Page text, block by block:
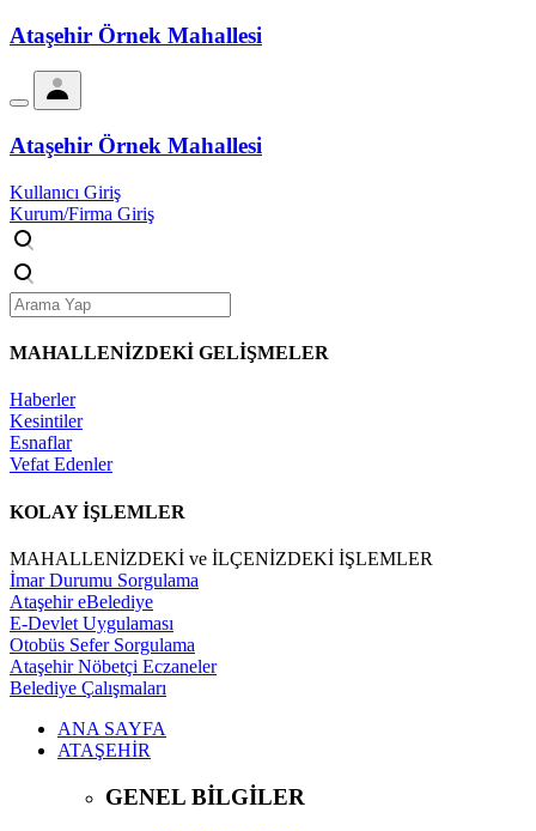
Ataşehir Örnek Mahallesi
Ataşehir Örnek Mahallesi
Kullanıcı Giriş
Kurum/Firma Giriş
MAHALLENİZDEKİ GELİŞMELER
Haberler
Kesintiler
Esnaflar
Vefat Edenler
KOLAY İŞLEMLER
MAHALLENİZDEKİ ve İLÇENİZDEKİ İŞLEMLER
İmar Durumu Sorgulama
Ataşehir eBelediye
E-Devlet Uygulaması
Otobüs Sefer Sorgulama
Ataşehir Nöbetçi Eczaneler
Belediye Çalışmaları
ANA SAYFA
ATAŞEHİR
GENEL BİLGİLER